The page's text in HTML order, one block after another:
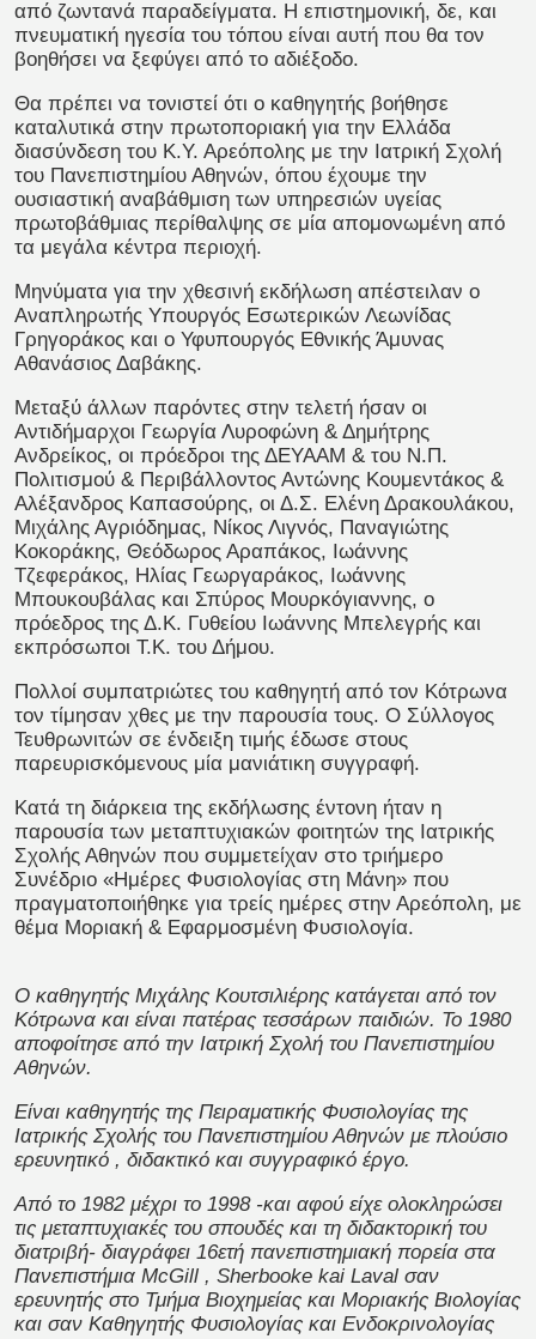
από ζωντανά παραδείγματα. Η επιστημονική, δε, και
πνευματική ηγεσία του τόπου είναι αυτή που θα τον
βοηθήσει να ξεφύγει από το αδιέξοδο.
Θα πρέπει να τονιστεί ότι ο καθηγητής βοήθησε
καταλυτικά στην πρωτοποριακή για την Ελλάδα
διασύνδεση του Κ.Υ. Αρεόπολης με την Ιατρική Σχολή
του Πανεπιστημίου Αθηνών, όπου έχουμε την
ουσιαστική αναβάθμιση των υπηρεσιών υγείας
πρωτοβάθμιας περίθαλψης σε μία απομονωμένη από
τα μεγάλα κέντρα περιοχή.
Μηνύματα για την χθεσινή εκδήλωση απέστειλαν ο
Αναπληρωτής Υπουργός Εσωτερικών Λεωνίδας
Γρηγοράκος και ο Υφυπουργός Εθνικής Άμυνας
Αθανάσιος Δαβάκης.
Μεταξύ άλλων παρόντες στην τελετή ήσαν οι
Αντιδήμαρχοι Γεωργία Λυροφώνη & Δημήτρης
Ανδρείκος, οι πρόεδροι της ΔΕΥΑΑΜ & του Ν.Π.
Πολιτισμού & Περιβάλλοντος Αντώνης Κουμεντάκος &
Αλέξανδρος Καπασούρης, οι Δ.Σ. Ελένη Δρακουλάκου,
Μιχάλης Αγριόδημας, Νίκος Λιγνός, Παναγιώτης
Κοκοράκης, Θεόδωρος Αραπάκος, Ιωάννης
Τζεφεράκος, Ηλίας Γεωργαράκος, Ιωάννης
Μπουκουβάλας και Σπύρος Μουρκόγιαννης, ο
πρόεδρος της Δ.Κ. Γυθείου Ιωάννης Μπελεγρής και
εκπρόσωποι Τ.Κ. του Δήμου.
Πολλοί συμπατριώτες του καθηγητή από τον Κότρωνα
τον τίμησαν χθες με την παρουσία τους. Ο Σύλλογος
Τευθρωνιτών σε ένδειξη τιμής έδωσε στους
παρευρισκόμενους μία μανιάτικη συγγραφή.
Κατά τη διάρκεια της εκδήλωσης έντονη ήταν η
παρουσία των μεταπτυχιακών φοιτητών της Ιατρικής
Σχολής Αθηνών που συμμετείχαν στο τριήμερο
Συνέδριο «Ημέρες Φυσιολογίας στη Μάνη» που
πραγματοποιήθηκε για τρείς ημέρες στην Αρεόπολη, με
θέμα Μοριακή & Εφαρμοσμένη Φυσιολογία.
Ο καθηγητής Μιχάλης Κουτσιλιέρης κατάγεται από τον
Κότρωνα και είναι πατέρας τεσσάρων παιδιών. Το 1980
αποφοίτησε από την Ιατρική Σχολή του Πανεπιστημίου
Αθηνών.
Είναι καθηγητής της Πειραματικής Φυσιολογίας της
Ιατρικής Σχολής του Πανεπιστημίου Αθηνών με πλούσιο
ερευνητικό , διδακτικό και συγγραφικό έργο.
Από το 1982 μέχρι το 1998 -και αφού είχε ολοκληρώσει
τις μεταπτυχιακές του σπουδές και τη διδακτορική του
διατριβή- διαγράφει 16ετή πανεπιστημιακή πορεία στα
Πανεπιστήμια McGill , Sherbooke kai Laval σαν
ερευνητής στο Τμήμα Βιοχημείας και Μοριακής Βιολογίας
και σαν Καθηγητής Φυσιολογίας και Ενδοκρινολογίας